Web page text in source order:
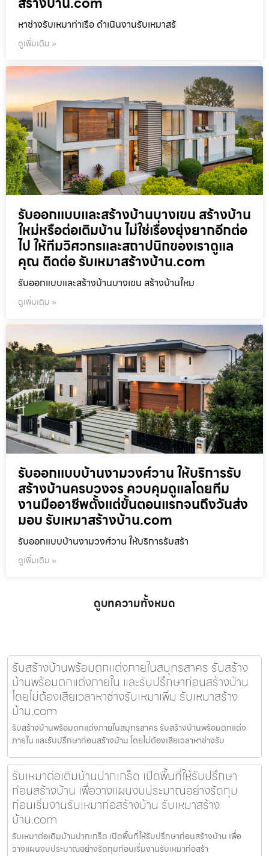
หาช่างรับเหมาท่าเรือ ดำเนินงานรับเหมาสร้
ดูเพิ่มเติม »
รับออกแบบและสร้างบ้านบางเขน สร้างบ้าน
ใหม่หรือต่อเติมบ้าน ไม่ใช่เรื่องยุ่งยากอีกต่อ
ไป ให้ทีมวิศวกรและสถาปนิกของเราดูแล
คุณ ติดต่อ รับเหมาสร้างบ้าน.com
รับออกแบบและสร้างบ้านบางเขน สร้างบ้านใหม
ดูเพิ่มเติม »
รับออกแบบบ้านงามวงศ์วาน ให้บริการรับ
สร้างบ้านครบวงจร ควบคุมดูแลโดยทีม
งานมืออาชีพตั้งแต่ขั้นตอนแรกจนถึงวันส่ง
มอบ รับเหมาสร้างบ้าน.com
รับออกแบบบ้านงามวงศ์วาน ให้บริการรับสร้า
ดูเพิ่มเติม »
ดูบทความทั้งหมด
รับสร้างบ้านพร้อมตกแต่งภายในสมุทรสาคร รับสร้าง
บ้านพร้อมตกแต่งภายใน และรับปรึกษาก่อนสร้างบ้าน
โดยไม่ต้องเสียเวลาหาช่างรับเหมาเพิ่ม รับเหมาสร้าง
บ้าน.com
รับสร้างบ้านพร้อมตกแต่งภายในสมุทรสาคร รับสร้างบ้านพร้อมตกแต่ง
ภายใน และรับปรึกษาก่อนสร้างบ้าน โดยไม่ต้องเสียเวลาหาช่างรับ
รับเหมาต่อเติมบ้านปากเกร็ด เปิดพื้นที่ให้รับปรึกษา
ก่อนสร้างบ้าน เพื่อวางแผนงบประมาณอย่างรัดกุม
ก่อนเริ่มงานรับเหมาก่อสร้างบ้าน รับเหมาสร้าง
บ้าน.com
รับเหมาต่อเติมบ้านปากเกร็ด เปิดพื้นที่ให้รับปรึกษาก่อนสร้างบ้าน เพื่อ
วางแผนงบประมาณอย่างรัดกุมก่อนเริ่มงานรับเหมาก่อสร้า